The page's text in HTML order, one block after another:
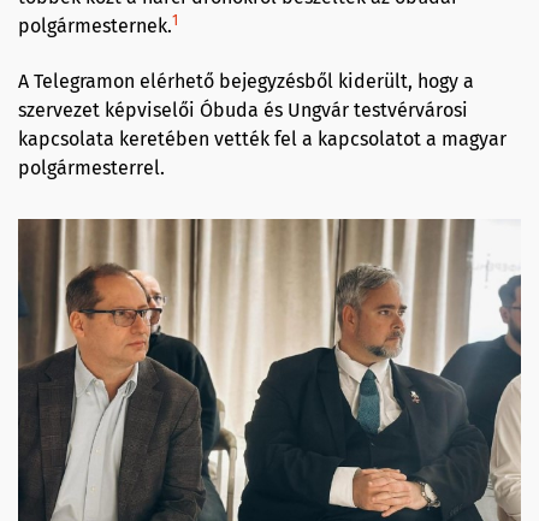
polgármesternek.1
A Telegramon elérhető bejegyzésből kiderült, hogy a
szervezet képviselői Óbuda és Ungvár testvérvárosi
kapcsolata keretében vették fel a kapcsolatot a magyar
polgármesterrel.